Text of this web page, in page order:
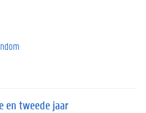
en tweede jaar